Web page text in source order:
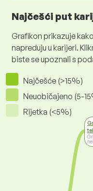
Najčešći put
Grafikon prikazuje
napreduju u karijeri.
biste se upoznali s
Najčešće (>15%)
Neuobičajeno (5-
Rijetka (<5%)